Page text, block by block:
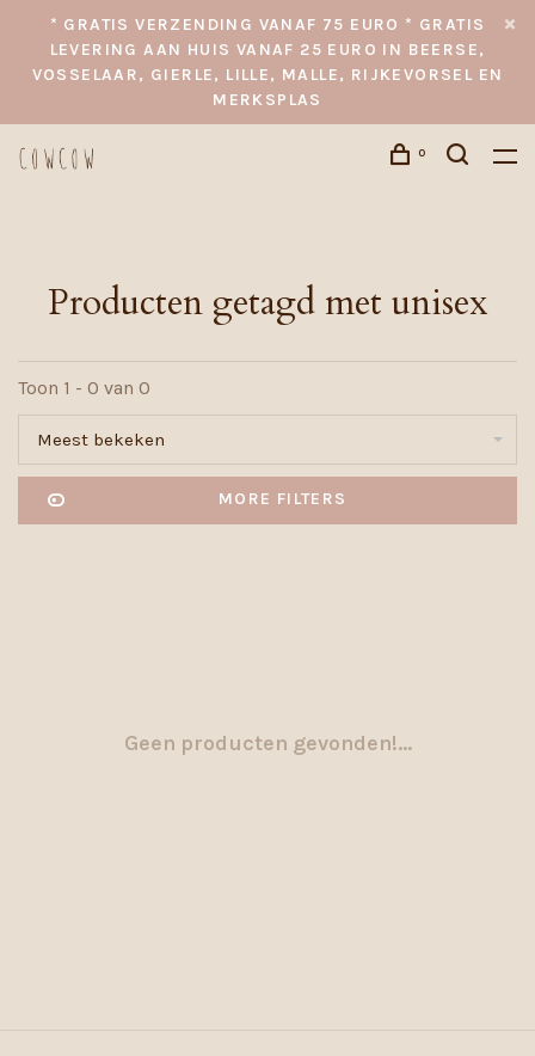
* GRATIS VERZENDING VANAF 75 EURO * GRATIS
LEVERING AAN HUIS VANAF 25 EURO IN BEERSE,
VOSSELAAR, GIERLE, LILLE, MALLE, RIJKEVORSEL EN
MERKSPLAS
0
Producten getagd met unisex
Toon 1 - 0 van 0
Meest bekeken
MORE FILTERS
Geen producten gevonden!...